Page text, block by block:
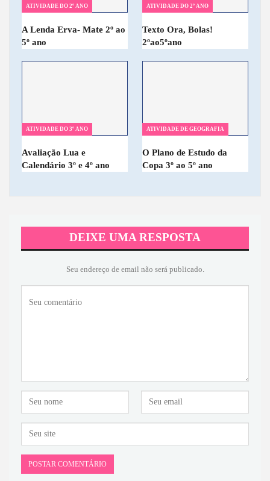
ATIVIDADE DO 2º ANO
A Lenda Erva- Mate 2º ao
5º ano
ATIVIDADE DO 2º ANO
Texto Ora, Bolas!
2ºao5ºano
ATIVIDADE DO 3º ANO
Avaliação Lua e
Calendário 3º e 4º ano
ATIVIDADE DE GEOGRAFIA
O Plano de Estudo da
Copa 3º ao 5º ano
DEIXE UMA RESPOSTA
Seu endereço de email não será publicado.